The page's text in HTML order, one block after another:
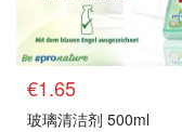
€1.65
玻璃清洁剂 500ml